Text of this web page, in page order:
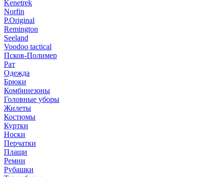
Kenetrek
Norfin
P.Original
Remington
Seeland
Voodoo tactical
Псков-Полимер
Рат
Одежда
Брюки
Комбинезоны
Головные уборы
Жилеты
Костюмы
Куртки
Носки
Перчатки
Плащи
Ремни
Рубашки